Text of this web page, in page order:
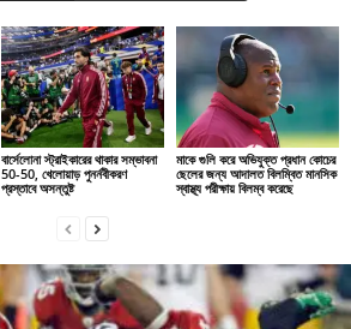
বার্সেলোনা স্ট্রাইকারের থাকার সম্ভাবনা
50-50, খেলোয়াড় পুনর্নবীকরণ
প্রস্তাবে অসন্তুষ্ট
মাকে গুলি করে অভিযুক্ত প্রধান কোচের
ছেলের জন্য আদালত বিলম্বিত মানসিক
স্বাস্থ্য পরীক্ষায় বিলম্ব করেছে